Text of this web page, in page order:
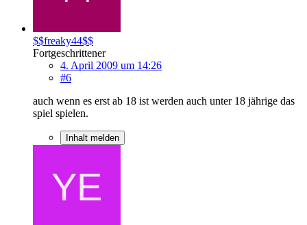
$$freaky44$$
Fortgeschrittener
4. April 2009 um 14:26
#6
auch wenn es erst ab 18 ist werden auch unter 18 jährige das
spiel spielen.
Inhalt melden